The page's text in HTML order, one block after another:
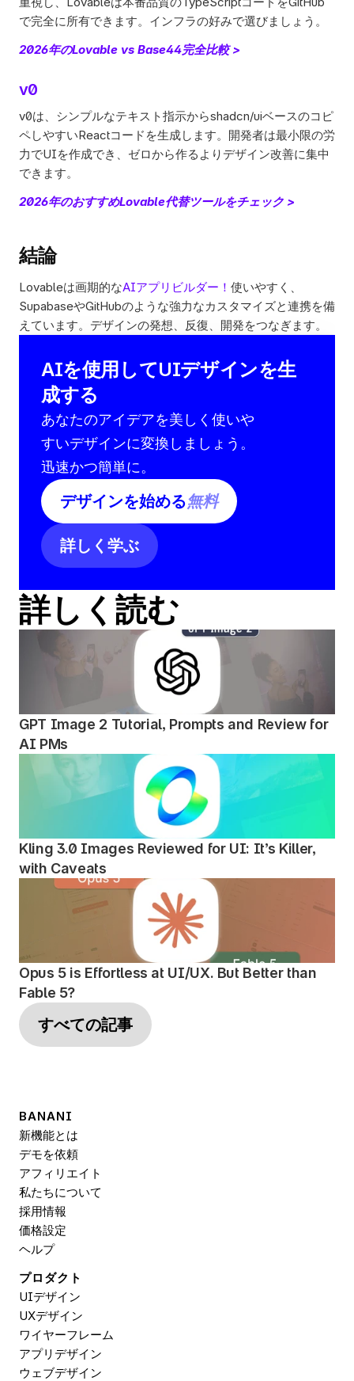
で完全に所有できます。インフラの好みで選びましょう。
2026年のLovable vs Base44完全比較 >
v0
v0は、シンプルなテキスト指示からshadcn/uiベースのコピ
ペしやすいReactコードを生成します。開発者は最小限の労
力でUIを作成でき、ゼロから作るよりデザイン改善に集中
できます。
2026年のおすすめLovable代替ツールをチェック >
結論
Lovableは画期的なAIアプリビルダー！ 使いやすく、
SupabaseやGitHubのような強力なカスタマイズと連携を備
えています。デザインの発想、反復、開発をつなぎます。
AIを使用してUIデザインを生
成する
あなたのアイデアを美しく使いや
すいデザインに変換しましょう。
迅速かつ簡単に。
デザインを始める無料
詳しく学ぶ
詳しく読む
GPT Image 2 Tutorial, Prompts and Review for
AI PMs
Kling 3.0 Images Reviewed for UI: It’s Killer,
with Caveats
Opus 5 is Effortless at UI/UX. But Better than
Fable 5?
すべての記事
BANANI
新機能とは
デモを依頼
アフィリエイト
私たちについて
採用情報
価格設定
ヘルプ
プロダクト
UIデザイン
UXデザイン
ワイヤーフレーム
アプリデザイン
ウェブデザイン